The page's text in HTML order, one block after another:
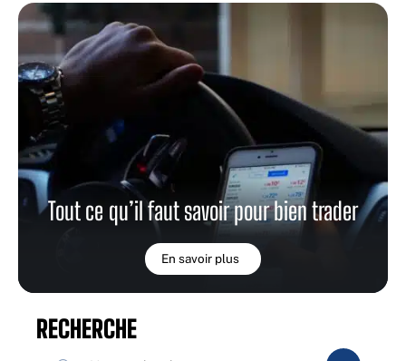
Tout ce qu’il faut savoir pour bien trader
En savoir plus
RECHERCHE